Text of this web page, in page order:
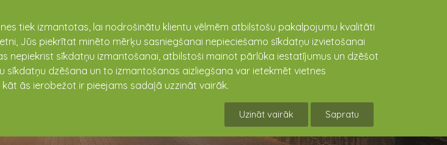
tiek izmantotas, lai nodrošinātu klientu vēlmēm atbilstošu pakalpojumu kvalitāti
Jūs piekrītat minēto mērķu sasniegšanai nepieciešamo sīkdatņu izvietošanai
nepiekrist sīkdatņu izmantošanai, atbilstoši mainot pārlūka iestatījumus un dzēšot
dzēšana un to izmantošanas aizliegšana var ietekmēt vietnes
ās ierobežot ir pieejams sadaļā uzzināt vairāk.
Uzināt vairāk Sapratu